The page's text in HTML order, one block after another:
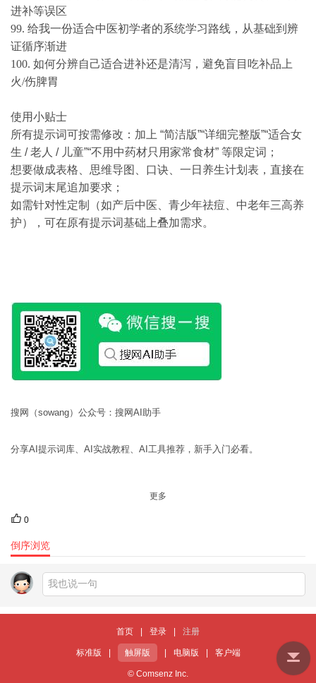
进补等误区
99. 给我一份适合中医初学者的系统学习路线，从基础到辨
证循序渐进
100. 如何分辨自己适合进补还是清泻，避免盲目吃补品上
火/伤脾胃
使用小贴士
所有提示词可按需修改：加上 “简洁版”“详细完整版”“适合女
生 / 老人 / 儿童”“不用中药材只用家常食材” 等限定词；
想要做成表格、思维导图、口诀、一日养生计划表，直接在
提示词末尾追加要求；
如需针对性定制（如产后中医、青少年祛痘、中老年三高养
护），可在原有提示词基础上叠加需求。
搜网（sowang）公众号：搜网AI助手
分享AI提示词库、AI实战教程、AI工具推荐，新手入门必看。
更多
0
倒序浏览
首页 登录 注册
标准版 触屏版 电脑版 客户端
© Comsenz Inc.